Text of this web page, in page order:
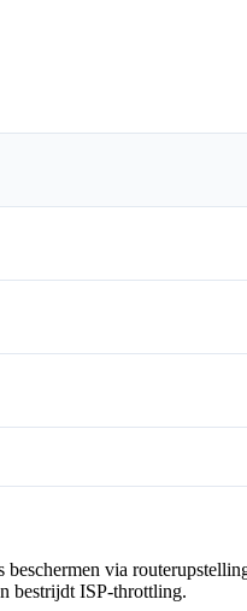
via
bestrijdt ISP-throttling.